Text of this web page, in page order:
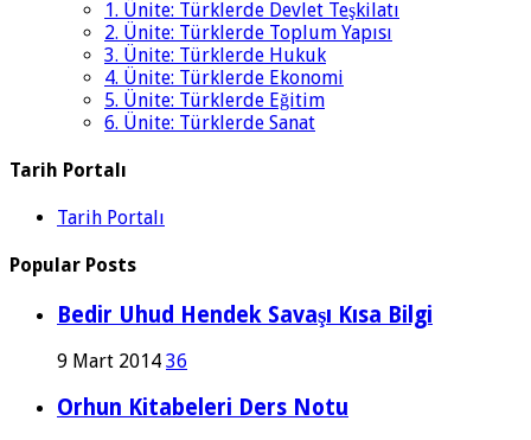
1. Ünite: Türklerde Devlet Teşkilatı
2. Ünite: Türklerde Toplum Yapısı
3. Ünite: Türklerde Hukuk
4. Ünite: Türklerde Ekonomi
5. Ünite: Türklerde Eğitim
6. Ünite: Türklerde Sanat
Tarih Portalı
Tarih Portalı
Popular Posts
Bedir Uhud Hendek Savaşı Kısa Bilgi
9 Mart 2014 36
Orhun Kitabeleri Ders Notu